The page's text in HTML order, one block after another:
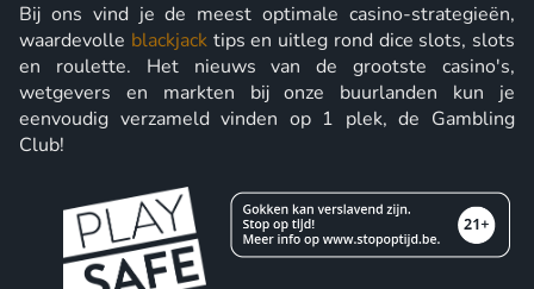
Bij ons vind je de meest optimale casino-strategieën,
waardevolle blackjacktips en uitleg rond dice slots, slots
en roulette. Het nieuws van de grootste casino's,
wetgevers en markten bij onze buurlanden kun je
eenvoudig verzameld vinden op 1 plek, de Gambling
Club!